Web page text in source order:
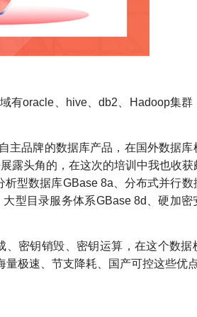
有oracle、hive、db2、Hadoop集群
主品牌的数据库产品，在国外数据库
露头角的，在这次的培训中我也收获
型数据库GBase 8a、分布式并行数
型目录服务体系GBase 8d、硬加密
密钥销毁、密钥运算，在这个数据
极速、节支降耗、国产可控这些优点